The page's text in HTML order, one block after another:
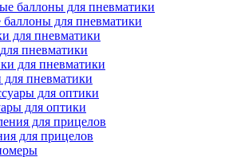
баллоны для пневматики
пневматики
пневматики
для оптики
для прицелов